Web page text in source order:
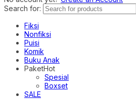
Search for:
Fiksi
Nonfiksi
Puisi
Komik
Buku Anak
PaketHot
Spesial
Boxset
SALE